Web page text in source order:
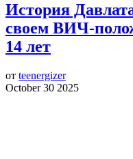
История
своем ВИЧ-
14 лет
от teenergizer
October 30 2025